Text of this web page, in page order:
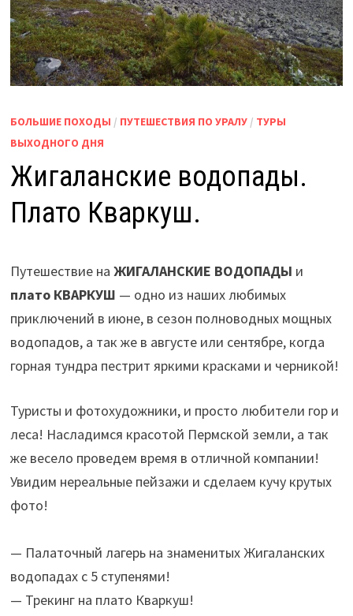
БОЛЬШИЕ ПОХОДЫ / ПУТЕШЕСТВИЯ ПО УРАЛУ/ ТУРЫ
ВЫХОДНОГО ДНЯ
Жигаланские водопады.
Плато Кваркуш.
Путешествие на ЖИГАЛАНСКИЕ ВОДОПАДЫ и
плато КВАРКУШ — одно из наших любимых
приключений в июне, в сезон полноводных мощных
водопадов, а так же в августе или сентябре, когда
горная тундра пестрит яркими красками и черникой!
Туристы и фотохудожники, и просто любители гор и
леса! Насладимся красотой Пермской земли, а так
же весело проведем время в отличной компании!
Увидим нереальные пейзажи и сделаем кучу крутых
фото!
— Палаточный лагерь на знаменитых Жигаланских
водопадах с 5 ступенями!
— Трекинг на плато Кваркуш!